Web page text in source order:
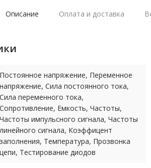
Описание Оплата и доставка
Постоянное напряжение, Переменное
напряжение, Сила постоянного тока,
Сила переменного тока,
Сопротивление, Емкость, Частоты,
Частоты импульсного сигнала, Частоты
линейного сигнала, Коэффицент
заполнения, Температура, Прозвонка
цепи, Тестирование диодов